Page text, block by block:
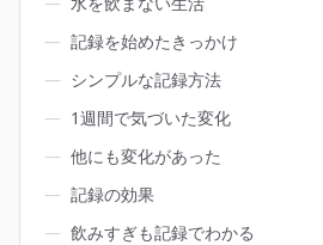
― 記録を始めたきっかけ
― シンプルな記録方法
― 1週間で気づいた変化
― 他にも変化があった
― 記録の効果
― 飲みすぎも記録でわかる